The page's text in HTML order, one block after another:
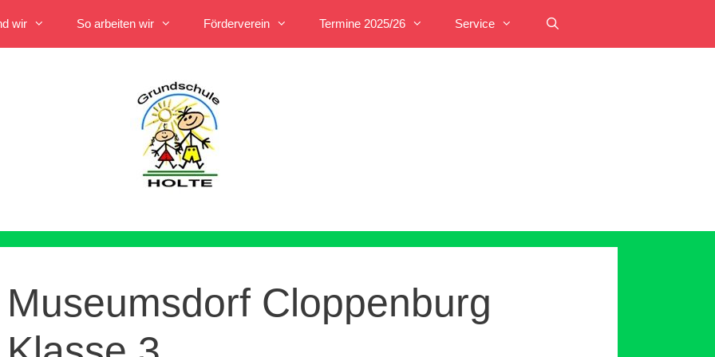
wir So arbeiten wir Förderverein Termine 2025/26 Service
Museumsdorf Cloppenburg